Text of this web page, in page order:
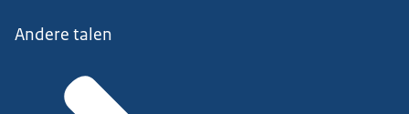
Andere talen